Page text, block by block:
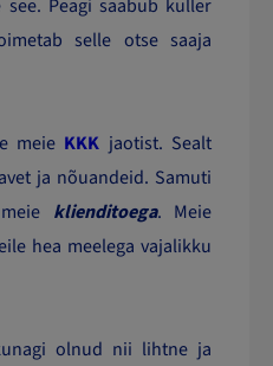
Peagi saabub kuller
selle otse saaja
meie KKK jaotist. Sealt
ja nõuandeid. Samuti
klienditoega. Meie
hea meelega vajalikku
olnud nii lihtne ja